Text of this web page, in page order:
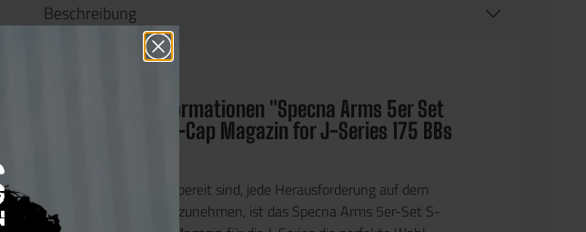
Beschreibung
Produktinformationen "Specna Arms 5er Set
S-Mag Mid-Cap Magazin for J-Series 175 BBs
Für Spieler, die bereit sind, jede Herausforderung auf dem
Airsoft-Feld anzunehmen, ist das Specna Arms 5er-Set S-